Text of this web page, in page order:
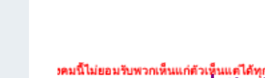
คมนี้ไม่ยอมรับพวกเห็นแก่ตัวเห็นแต่ได้ทุกประเภท